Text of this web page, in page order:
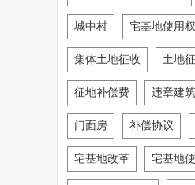
城中村 宅基地使用
集体土地征收 土地
征地补偿费 违章建
门面房 补偿协议
宅基地改革 宅基地